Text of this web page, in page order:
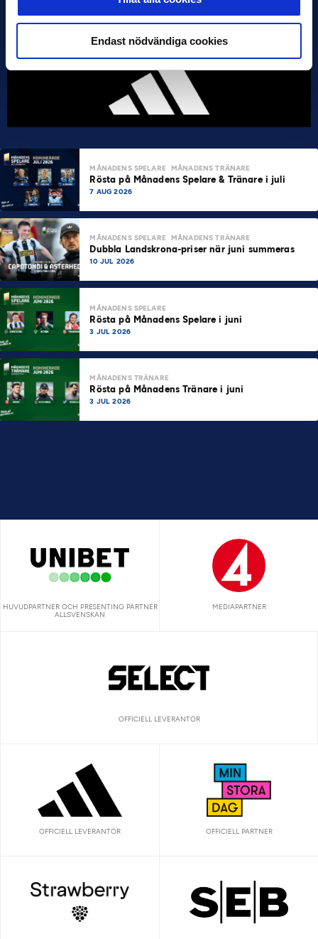
Endast nödvändiga cookies
MÅNADENS SPELARE MÅNADENS TRÄNARE
Rösta på Månadens Spelare & Tränare i juli
7 AUG 2026
MÅNADENS SPELARE MÅNADENS TRÄNARE
Dubbla Landskrona-priser när juni summeras
10 JUL 2026
MÅNADENS SPELARE
Rösta på Månadens Spelare i juni
3 JUL 2026
MÅNADENS TRÄNARE
Rösta på Månadens Tränare i juni
3 JUL 2026
HUVUDPARTNER OCH PRESENTING PARTNER
ALLSVENSKAN
MEDIAPARTNER
OFFICIELL LEVERANTÖR
OFFICIELL LEVERANTÖR OFFICIELL PARTNER